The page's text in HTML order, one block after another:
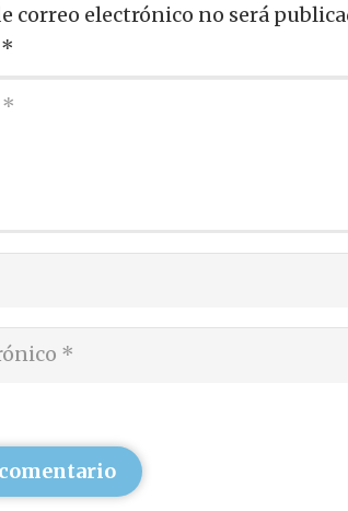
correo electrónico no será
*